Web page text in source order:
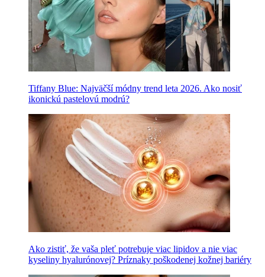
Tiffany Blue: Najväčší módny trend leta 2026. Ako nosiť
ikonickú pastelovú modrú?
Ako zistiť, že vaša pleť potrebuje viac lipidov a nie viac
kyseliny hyalurónovej? Príznaky poškodenej kožnej bariéry